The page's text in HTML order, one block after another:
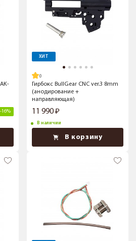
-16%
ХИТ
Гирбокс BullGear CNC ver.3 8mm
(анодирование +
направляющая)
11 990
В наличии
В корзину